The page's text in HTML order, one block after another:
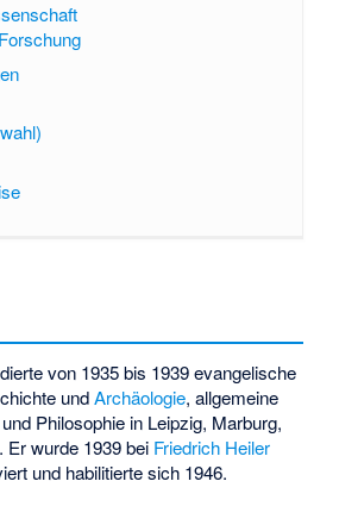
von 1935 bis 1939 evangelische
undArchäologie, allgemeine
und Philosophie in Leipzig, Marburg,
Er wurde 1939 bei Friedrich Heiler
und habilitierte sich 1946.